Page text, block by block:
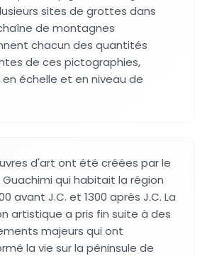
sites de grottes dans
de montagnes
chacun des quantités
de ces pictographies,
échelle et en niveau de
d'art ont été créées par le
qui habitait la région
avant J.C. et 1300 après J.C. La
artistique a pris fin suite à des
majeurs qui ont
la vie sur la péninsule de